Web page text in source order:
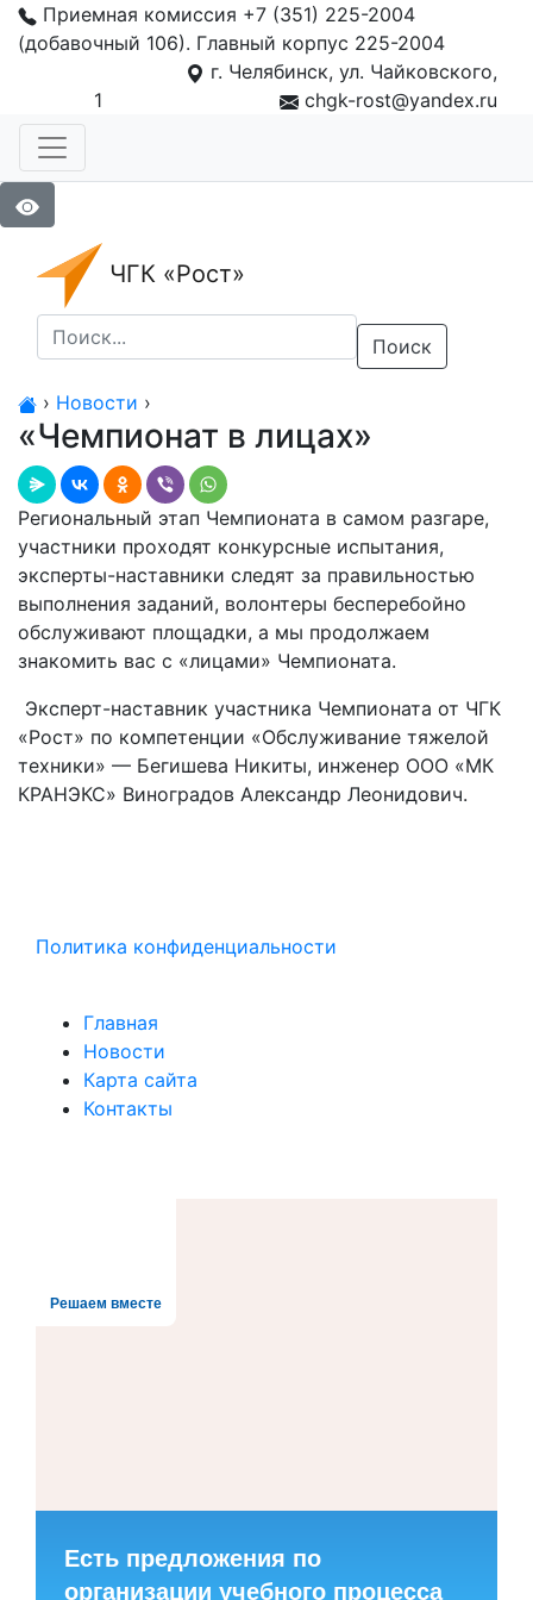
Приемная комиссия +7 (351) 225-2004
(добавочный 106). Главный корпус 225-2004
г. Челябинск, ул. Чайковского,
1
chgk-rost@yandex.ru
ЧГК «Рост»
Поиск
› Новости ›
«Чемпионат в лицах»
Региональный этап Чемпионата в самом разгаре,
участники проходят конкурсные испытания,
эксперты-наставники следят за правильностью
выполнения заданий, волонтеры бесперебойно
обслуживают площадки, а мы продолжаем
знакомить вас с «лицами» Чемпионата.
Эксперт-наставник участника Чемпионата от ЧГК
«Рост» по компетенции «Обслуживание тяжелой
техники» — Бегишева Никиты, инженер ООО «МК
КРАНЭКС» Виноградов Александр Леонидович.
Политика конфиденциальности
Главная
Новости
Карта сайта
Контакты
Решаем вместе
Есть предложения по
организации учебного процесса